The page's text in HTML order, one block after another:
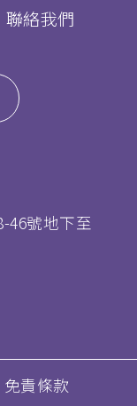
聯絡我們
46號地下至
免責條款